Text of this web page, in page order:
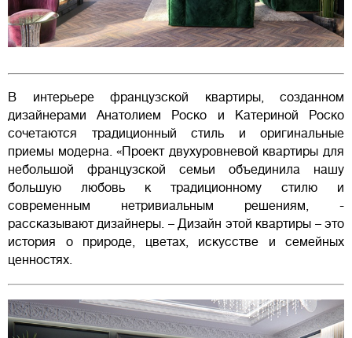
В интерьере французской квартиры, созданном
дизайнерами Анатолием Роско и Катериной Роско
сочетаются традиционный стиль и оригинальные
приемы модерна. «Проект двухуровневой квартиры для
небольшой французской семьи объединила нашу
большую любовь к традиционному стилю и
современным нетривиальным решениям, -
рассказывают дизайнеры. – Дизайн этой квартиры – это
история о природе, цветах, искусстве и семейных
ценностях.